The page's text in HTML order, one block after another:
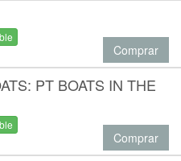
Comprar
PT BOATS IN THE
Comprar